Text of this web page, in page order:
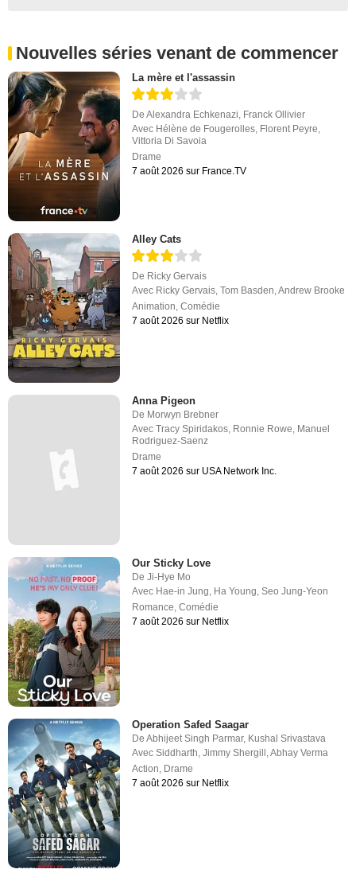
Nouvelles séries venant de commencer
La mère et l'assassin
DeAlexandra Echkenazi Franck Ollivier
Avec Hélène de Fougerolles Florent Peyre
Vittoria Di Savoia
Drame
7 août 2026 sur France.TV
Alley Cats
De Ricky Gervais
Avec Ricky Gervais,Tom Basden,Andrew Brooke
Animation,Comédie
7 août 2026 sur Netflix
Anna Pigeon
De Morwyn Brebner
AvecTracy Spiridakos, Ronnie Rowe, Manuel
Rodriguez-Saenz
Drame
7 août 2026 sur USA Network Inc.
Our Sticky Love
DeJi-Hye Mo
Avec Hae-in Jung Ha Young ,Seo Jung-Yeon
Romance ,Comédie
7 août 2026 sur Netflix
Operation Safed Saagar
DeAbhijeet Singh Parmar, Kushal Srivastava
AvecSiddharth,Jimmy Shergill ,Abhay Verma
Action, Drame
7 août 2026 sur Netflix